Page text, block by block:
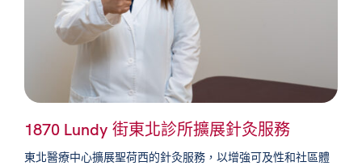
1870 Lundy 街東北診所擴展針灸服務
東北醫療中心擴展聖荷西的針灸服務，以增強可及性和社區體